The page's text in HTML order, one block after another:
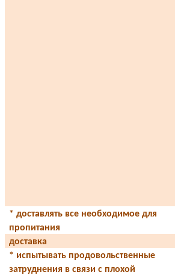
* доставлять все необходимое для
пропитания
доставка
* испытывать продовольственные
затруднения в связи с плохой